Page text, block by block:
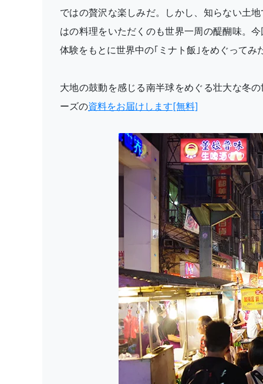
ではの贅沢な楽しみだ。しかし、知らない土
はの料理をいただくのも世界一周の醍醐味。
体験をもとに世界中の｢ミナト飯｣をめぐってみ
大地の鼓動を感じる南半球をめぐる壮大な冬
ーズの資料をお届けします[無料]